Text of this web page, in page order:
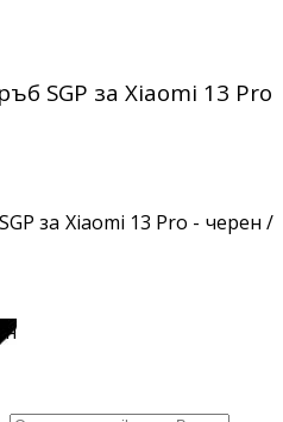
SGP за Xiaomi 13 Pro
за Xiaomi 13 Pro - черен /